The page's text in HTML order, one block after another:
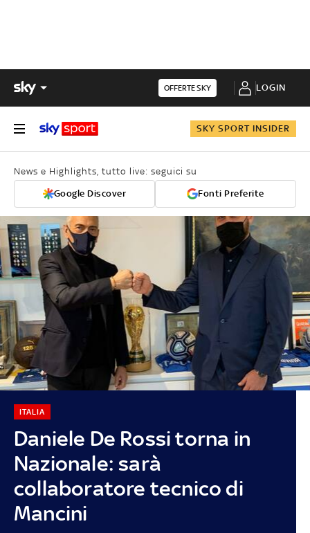
OFFERTE SKY LOGIN
SKY SPORT INSIDER
News e Highlights, tutto live: seguici su
Google Discover Fonti Preferite
Daniele De Rossi torna in
Nazionale: sarà
collaboratore tecnico di
Mancini
ITALIA